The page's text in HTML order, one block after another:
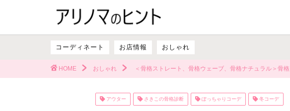
コーディネート お店情報 おしゃれ
HOME おしゃれ ＜骨格ストレート、骨格ウェーブ、骨格ナチュラル＞骨
アウター さきこの骨格診断 ぽっちゃりコーデ 冬コーデ